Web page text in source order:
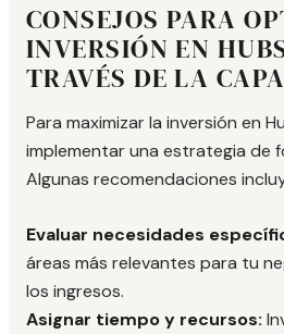
CONSEJOS PARA
INVERSIÓN EN
TRAVÉS DE LA
Para maximizar la inversión en
implementar una estrategia de
Algunas recomendaciones
Evaluar necesidades
áreas más relevantes para tu
los ingresos.
Asignar tiempo y recursos: